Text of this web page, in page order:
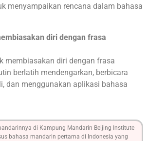
menyampaikan rencana dalam bahasa
diri dengan frasa
membiasakan diri dengan frasa
berlatih mendengarkan, berbicara
dan menggunakan aplikasi bahasa
di Kampung Mandarin Beijing Institute
bahasa mandarin pertama di Indonesia yang